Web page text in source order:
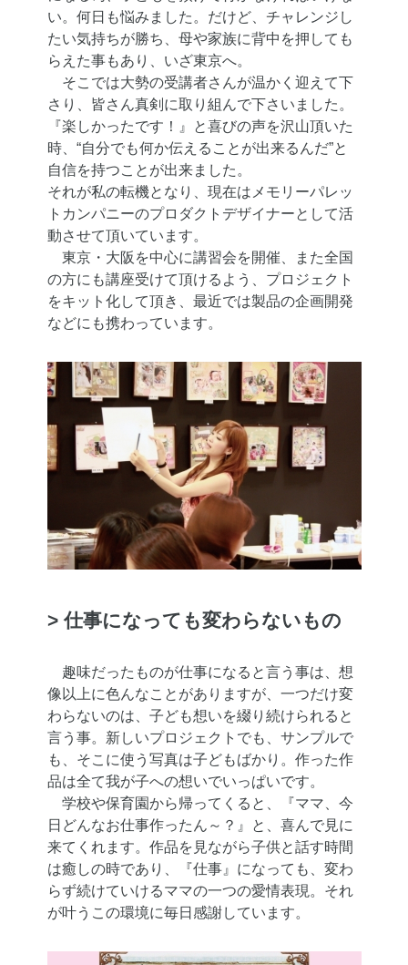
い。何日も悩みました。だけど、チャレンジし
たい気持ちが勝ち、母や家族に背中を押しても
らえた事もあり、いざ東京へ。
そこでは大勢の受講者さんが温かく迎えて下
さり、皆さん真剣に取り組んで下さいました。
『楽しかったです！』と喜びの声を沢山頂いた
時、“自分でも何か伝えることが出来るんだ”と
自信を持つことが出来ました。
それが私の転機となり、現在はメモリーパレッ
トカンパニーのプロダクトデザイナーとして活
動させて頂いています。
東京・大阪を中心に講習会を開催、また全国
の方にも講座受けて頂けるよう、プロジェクト
をキット化して頂き、最近では製品の企画開発
などにも携わっています。
> 仕事になっても変わらないもの
趣味だったものが仕事になると言う事は、想
像以上に色んなことがありますが、一つだけ変
わらないのは、子ども想いを綴り続けられると
言う事。新しいプロジェクトでも、サンプルで
も、そこに使う写真は子どもばかり。作った作
品は全て我が子への想いでいっぱいです。
学校や保育園から帰ってくると、『ママ、今
日どんなお仕事作ったん～？』と、喜んで見に
来てくれます。作品を見ながら子供と話す時間
は癒しの時であり、『仕事』になっても、変わ
らず続けていけるママの一つの愛情表現。それ
が叶うこの環境に毎日感謝しています。